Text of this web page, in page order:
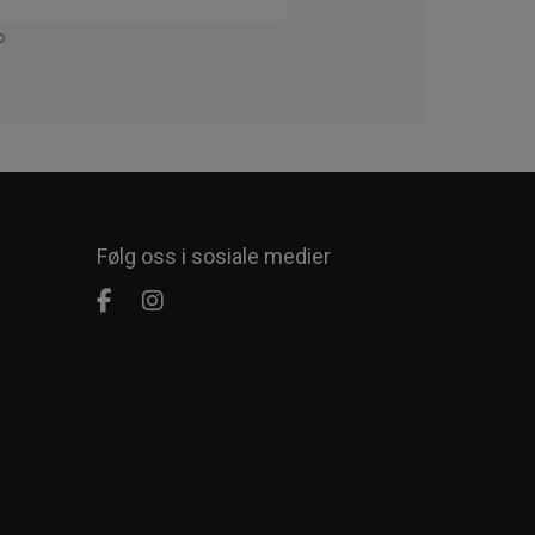
Følg oss i sosiale medier